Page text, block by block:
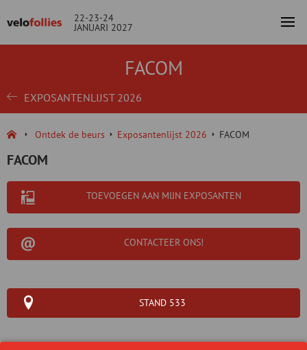
22-23-24
JANUARI 2027
FACOM
EXPOSANTENLIJST 2026
Ontdek de beurs Exposantenlijst 2026 FACOM
FACOM
TOEVOEGEN AAN MIJN EXPOSANTEN
CONTACTEER ONS!
STAND 533